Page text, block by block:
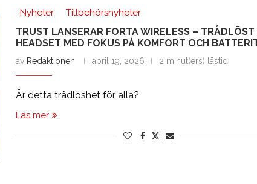
Nyheter Tillbehörsnyheter
TRUST LANSERAR FORTA WIRELESS – TRÅDLÖST
HEADSET MED FOKUS PÅ KOMFORT OCH
av Redaktionen april 19, 2026 2 minut(ers) lästid
Är detta trådlöshet för alla?
Läs mer